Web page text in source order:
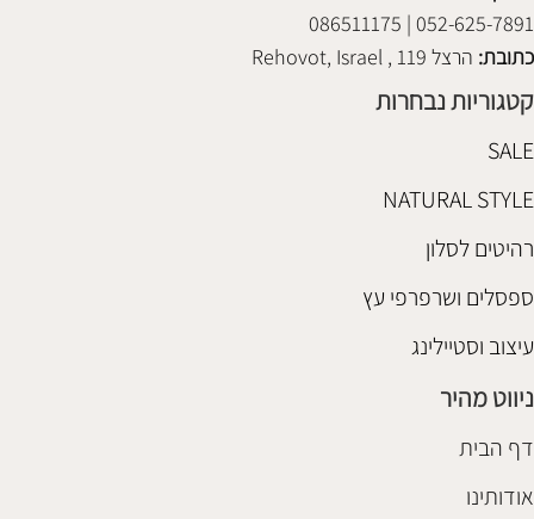
052-625-7891 | 086511175
כתובת: הרצל 119 , Rehovot, Israel
קטגוריות נבחרות
SALE
NATURAL STYLE
רהיטים לסלון
ספסלים ושרפרפי עץ
עיצוב וסטיילינג
ניווט מהיר
דף הבית
אודותינו